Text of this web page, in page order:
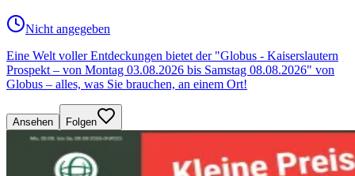
Nicht angegeben
Eine Welt voller Entdeckungen bietet der "Globus - Kaiserslautern
Prospekt – von Montag 03.08.2026 bis Samstag 08.08.2026" von
Globus – alles, was Sie brauchen, an einem Ort!
Ansehen Folgen